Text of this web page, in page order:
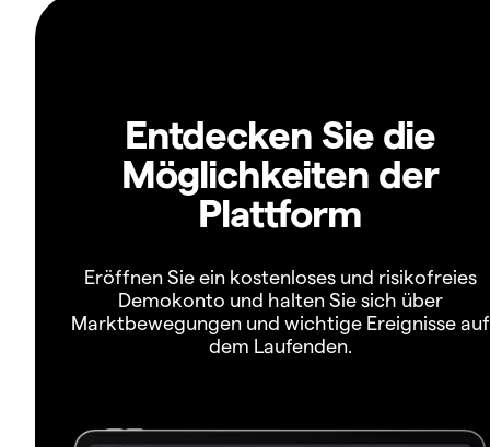
Entdecken Sie die
Möglichkeiten der
Plattform
Eröffnen Sie ein kostenloses und risikofreies
Demokonto und halten Sie sich über
Marktbewegungen und wichtige Ereignisse auf
dem Laufenden.